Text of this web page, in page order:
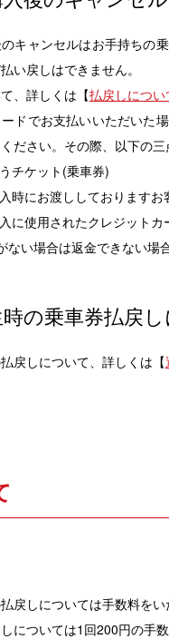
キャンセルはお手持ちの
い戻しはできません。
、詳しくは【払戻しについ
ドでお支払いいただいた
ださい。その際、以下の三
チケット(乗車券)
時にお渡ししておりますお
に使用されたクレジットカ
ない場合は返金できない場
の乗車券払戻
戻しについて、詳しくは【
戻しについては手数料を
については1回200円の手